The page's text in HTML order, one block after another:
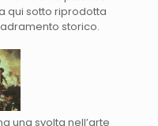
qui sotto riprodotta
storico.
una svolta nell’arte